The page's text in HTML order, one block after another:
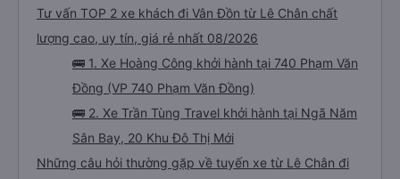
Tư vấn TOP 2 xe khách đi Vân Đồn từ Lê Chân chất
lượng cao, uy tín, giá rẻ nhất 08/2026
🚌 1. Xe Hoàng Công khởi hành tại 740 Phạm Văn
Đồng (VP 740 Phạm Văn Đồng)
🚌 2. Xe Trần Tùng Travel khởi hành tại Ngã Năm
Sân Bay, 20 Khu Đô Thị Mới
Những câu hỏi thường gặp về tuyến xe từ Lê Chân đi